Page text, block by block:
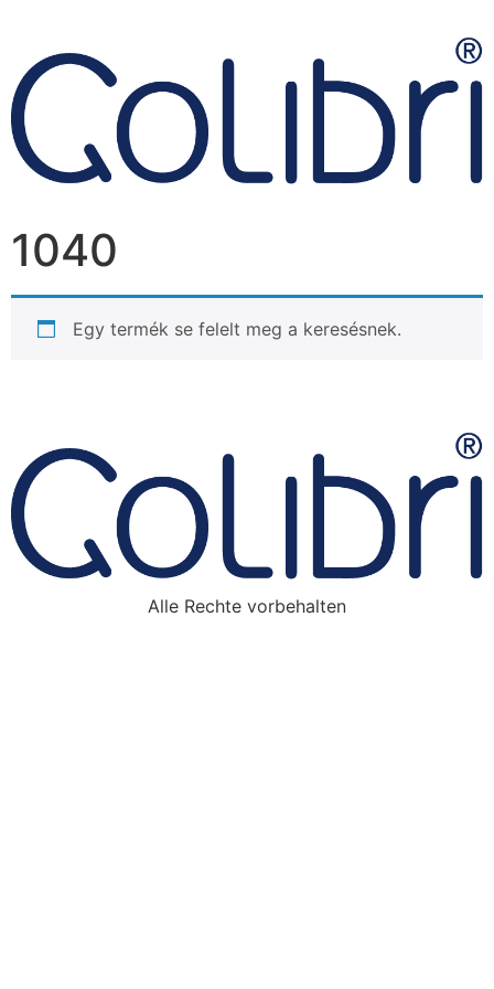
1040
Egy termék se felelt meg a keresésnek.
Alle Rechte vorbehalten